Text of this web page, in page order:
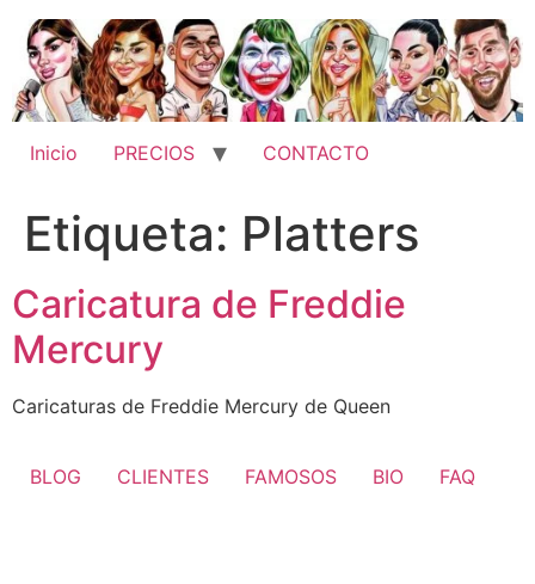
contenido
Inicio PRECIOS CONTACTO
Etiqueta: Platters
Caricatura de Freddie
Mercury
Caricaturas de Freddie Mercury de Queen
BLOG CLIENTES FAMOSOS BIO FAQ